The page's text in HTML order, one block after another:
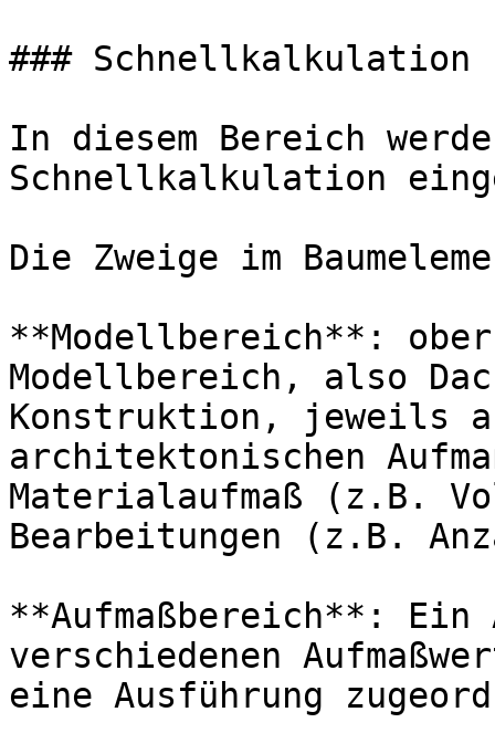
### Schnellkalkulation
In diesem Bereich
Schnellkalkulation
Die Zweige im
**Modellbereich**:
Modellbereich, also
Konstruktion, jeweils
architektonischen
Materialaufmaß (z.B.
Bearbeitungen (z.B.
**Aufmaßbereich**: Ein
verschiedenen
eine Ausführung